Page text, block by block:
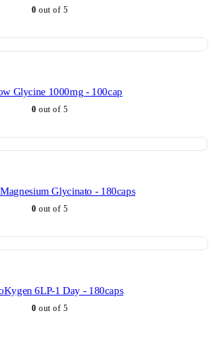
0 out of 5
Glycine 1000mg - 100cap
0 out of 5
Glycinato - 180caps
0 out of 5
6LP-1 Day - 180caps
0 out of 5